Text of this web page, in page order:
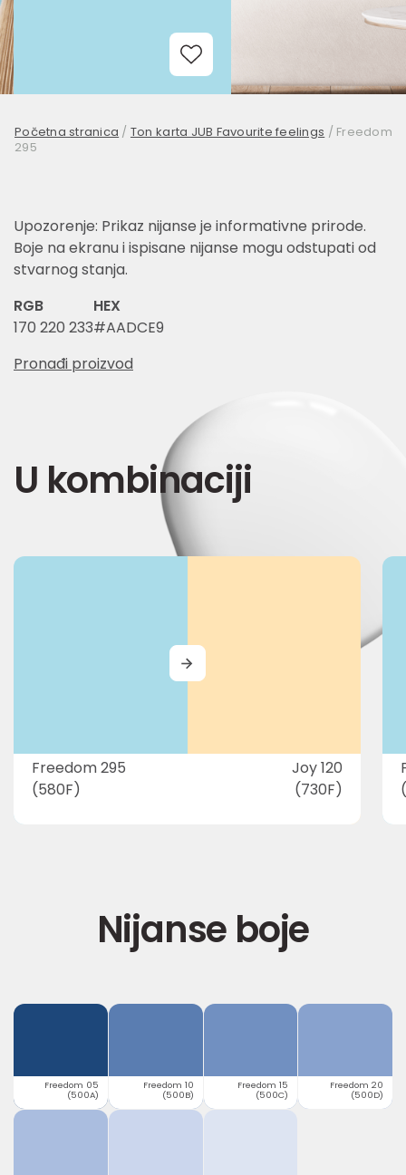
Add to Wishlist
Početna stranica / Ton karta JUB Favourite feelings / Freedom
295
Upozorenje: Prikaz nijanse je informativne prirode.
Boje na ekranu i ispisane nijanse mogu odstupati od
stvarnog stanja.
RGB
170 220 233
HEX
#AADCE9
Pronađi proizvod
U kombinaciji
Freedom 295
(580F)
Joy 120
(730F)
MORE
Nijanse boje
Freedom 05
(500A)
Freedom 10
(500B)
Freedom 15
(500C)
Freedom 20
(500D)